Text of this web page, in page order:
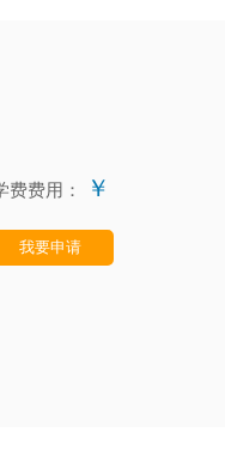
费费用： ￥
我要申请